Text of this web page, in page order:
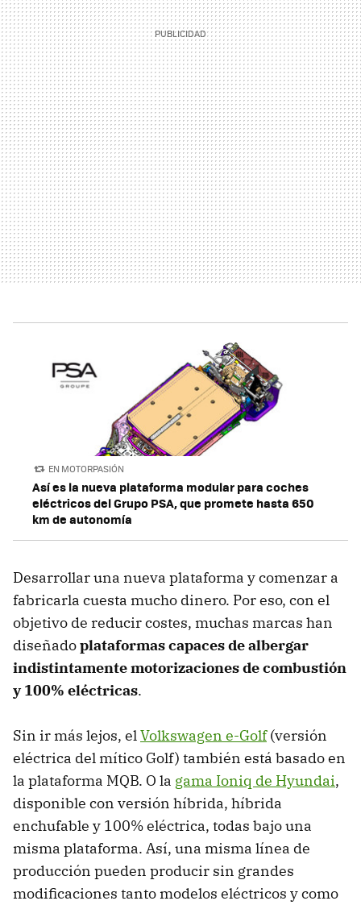
EN MOTORPASIÓN
Así es la nueva plataforma modular para coches
eléctricos del Grupo PSA, que promete hasta 650
km de autonomía
Desarrollar una nueva plataforma y comenzar a
fabricarla cuesta mucho dinero. Por eso, con el
objetivo de reducir costes, muchas marcas han
diseñadoplataformas capaces de albergar
indistintamente motorizaciones de combustión
y 100% eléctricas.
Sin ir más lejos, el Volkswagen e-Golf(versión
eléctrica del mítico Golf) también está basado en
la plataforma MQB. O la gama Ioniq de Hyundai,
disponible con versión híbrida, híbrida
enchufable y 100% eléctrica, todas bajo una
misma plataforma. Así, una misma línea de
producción pueden producir sin grandes
modificaciones tanto modelos eléctricos y como